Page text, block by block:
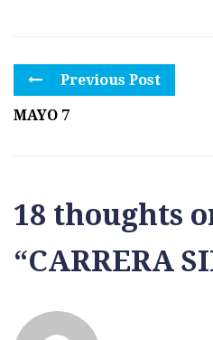
Previous Post
MAYO 7
18 thoughts
“CARRERA